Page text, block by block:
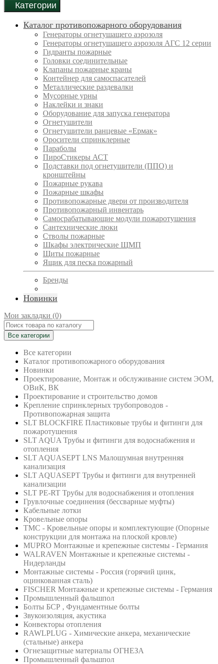
Категории
Каталог противопожарного оборудования
Генераторы огнетушащего аэрозоля
Генераторы огнетушащего аэрозоля АГС 12 серии
Гидранты пожарные
Головки соединительные
Клапаны пожарные краны
Контейнер для самоспасателей
Металлические раздевалки
Мусорные урны
Наклейки и знаки
Оборудование для запуска генератора
Огнетушители
Огнетушители ранцевые «Ермак»
Оросители спринклерные
Параболы
ПироСтикеры АСТ
Подставки под огнетушители (ППО) и
кронштейны
Пожарные рукава
Пожарные шкафы
Противопожарные двери от производителя
Противопожарный инвентарь
Самосрабатывающие модули пожаротушения
Сантехнические люки
Стволы пожарные
Шкафы электрические ЩМП
Щиты пожарные
Ящик для песка пожарный
Бренды
Новинки
Мои закладки (0)
Все категории
Все категории
Каталог противопожарного оборудования
Новинки
Проектирование, Монтаж и обслуживание систем ЭОМ,
ОВиК, ВК
Проектирование и строительство домов
Крепление спринклерных трубопроводов -
Противопожарная защита
SLT BLOCKFIRE Пластиковые трубы и фитинги для
пожаротушения
SLT AQUA Трубы и фитинги для водоснабжения и
отопления
SLT AQUASEPT LNS Малошумная внутренняя
канализация
SLT AQUASEPT Трубы и фитинги для внутренней
канализации
SLT PE-RT Трубы для водоснабжения и отопления
Грувлочные соединения (бессварные муфты)
Кабельные лотки
Кровельные опоры
ТМС - Кровельные опоры и комплектующие (Опорные
конструкции для монтажа на плоской кровле)
MUPRO Монтажные и крепежные системы - Германия
WALRAVEN Монтажные и крепежные системы -
Нидерланды
Монтажные системы - Россия (горячий цинк,
оцинкованная сталь)
FISCHER Монтажные и крепежные системы - Германия
Промышленный фальшпол
Болты БСР , Фундаментные болты
Звукоизоляция, акустика
Конвекторы отопления
RAWLPLUG - Химические анкера, механические
(стальные) анкера
Огнезащитные материалы ОГНЕЗА
Промышленный фальшпол